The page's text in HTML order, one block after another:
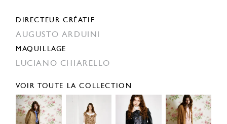
DIRECTEUR CRÉATIF
AUGUSTO ARDUINI
MAQUILLAGE
LUCIANO CHIARELLO
VOIR TOUTE LA COLLECTION